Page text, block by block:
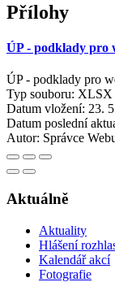
Přílohy
ÚP - podklady pro
ÚP - podklady pro
Typ souboru: XLSX
Datum vložení: 23.
Datum poslední
Autor: Správce
Aktuálně
Aktuality
Hlášení
Kalendář akcí
Fotografie